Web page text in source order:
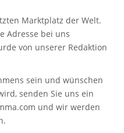
Marktplatz der Welt.
Adresse bei uns
von unserer Redaktion
sein und wünschen
senden Sie uns ein
und wir werden